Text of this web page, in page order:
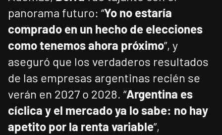
panorama futuro: “Yo no estaría
comprado en un hecho de elecciones
como tenemos ahora próximo”, y
aseguró que los verdaderos resultados
de las empresas argentinas recién se
verán en 2027 o 2028. “Argentina es
cíclica y el mercado ya lo sabe: no hay
apetito por la renta variable”,